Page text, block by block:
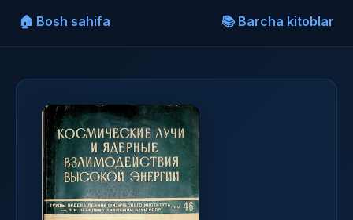
🏠 Bosh sahifa 📚 Barcha kitoblar